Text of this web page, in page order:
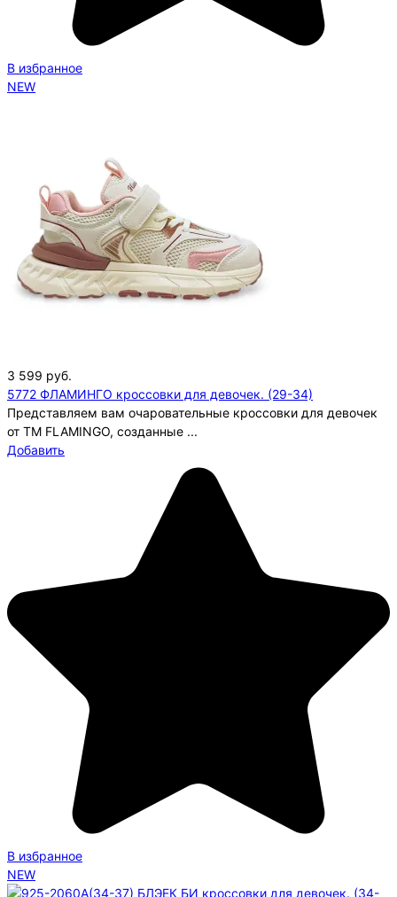
В избранное
NEW
3 599 руб.
5772 ФЛАМИНГО кроссовки для девочек. (29-34)
Представляем вам очаровательные кроссовки для девочек
от ТМ FLAMINGO, созданные ...
Добавить
В избранное
NEW